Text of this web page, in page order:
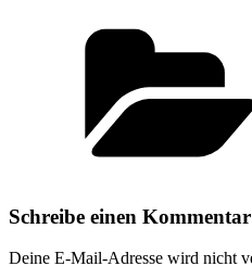
Schreibe einen Kommentar
Deine E-Mail-Adresse wird nicht